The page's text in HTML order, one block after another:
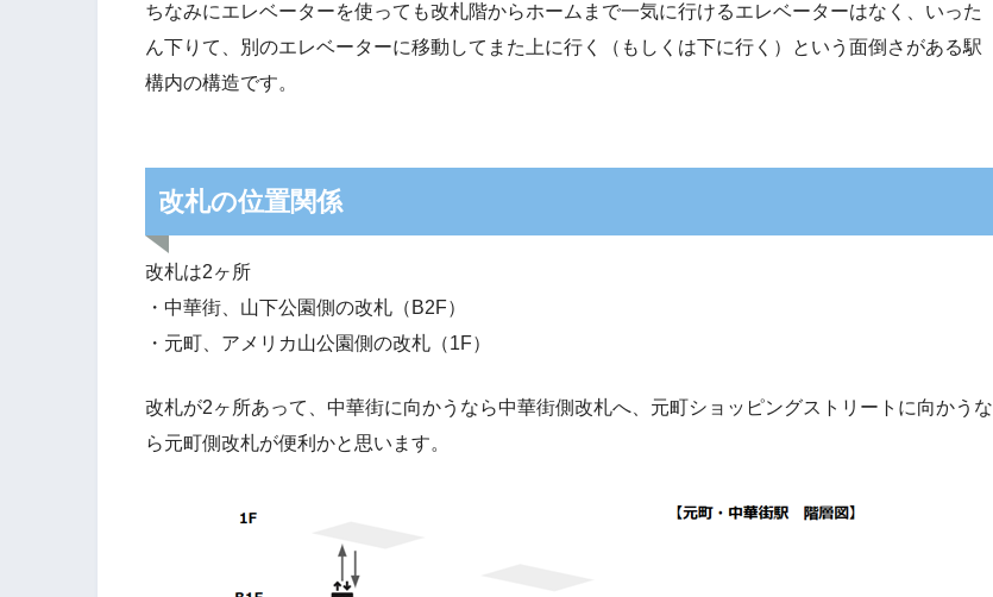
ちなみにエレベーターを使っても改札階からホームまで一気に行けるエレベーターはなく、いった
ん下りて、別のエレベーターに移動してまた上に行く（もしくは下に行く）という面倒さがある駅
構内の構造です。
改札の位置関係
改札は2ヶ所
・中華街、山下公園側の改札（B2F）
・元町、アメリカ山公園側の改札（1F）
改札が2ヶ所あって、中華街に向かうなら中華街側改札へ、元町ショッピングストリートに向かうな
ら元町側改札が便利かと思います。